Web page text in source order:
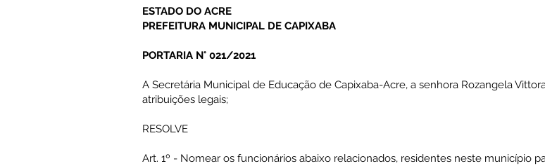
ESTADO DO ACRE
PREFEITURA MUNICIPAL DE CAPIXABA
PORTARIA N° 021/2021
A Secretária Municipal de Educação de Capixaba-Acre, a senhora Rozangela
atribuições legais;
RESOLVE
Art. 1º - Nomear os funcionários abaixo relacionados, residentes neste município